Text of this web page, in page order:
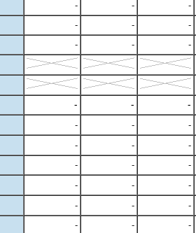
- - -
- - -
- - -
- - -
- - -
- - -
- - -
- - -
- - -
- - -